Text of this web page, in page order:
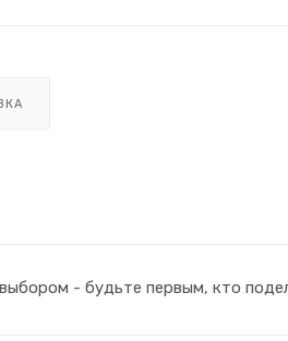
- будьте первым, кто